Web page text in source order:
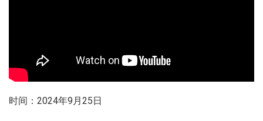
时间：2024年9月25日